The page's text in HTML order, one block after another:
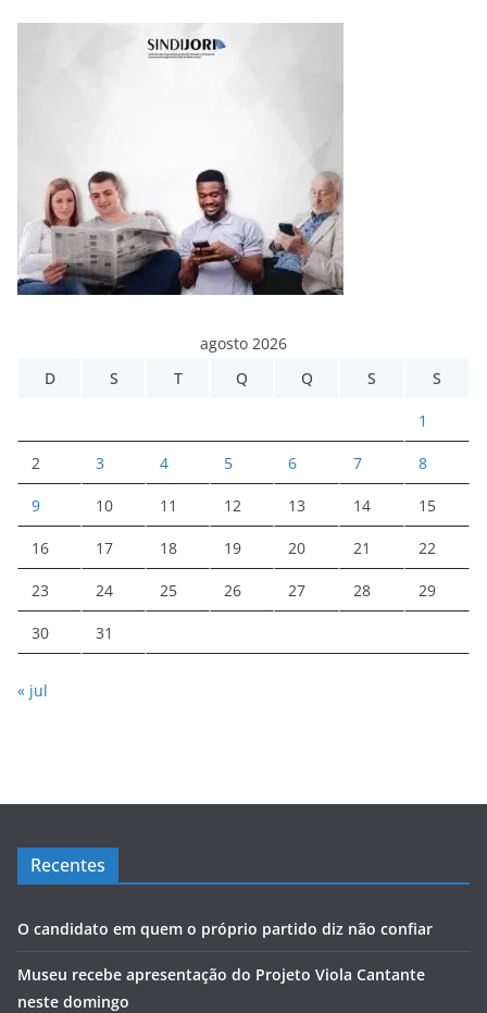
agosto 2026
D
S T Q Q S S
1
2 3 4 5 6 7 8
9 10 11 12 13 14 15
16 17 18 19 20 21 22
23 24 25 26 27 28 29
30 31
« jul
Recentes
O candidato em quem o próprio partido diz não confiar
Museu recebe apresentação do Projeto Viola Cantante
neste domingo